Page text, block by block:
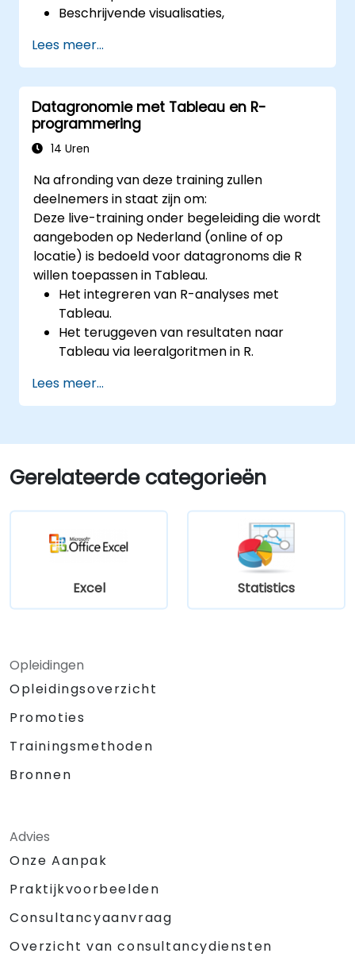
Beschrijvende visualisaties,
frequentietabellen genereren.
Grote databases beheren en
structureren zodat ze klaar zijn voor
analyse.
Lees meer...
Datagronomie met Tableau en R-
programmering
14 Uren
Na afronding van deze training zullen
deelnemers in staat zijn om:
Deze live-training onder begeleiding die wordt
aangeboden op Nederland (online of op
locatie) is bedoeld voor datagronoms die R
willen toepassen in Tableau.
Het integreren van R-analyses met
Tableau.
Het teruggeven van resultaten naar
Tableau via leeralgoritmen in R.
functies binnen Tableau.
Het nemen van data-gestuurde
bedrijfsvoering.
Lees meer...
Gerelateerde categorieën
Excel Statistics
Opleidingen
Opleidingsoverzicht
Promoties
Trainingsmethoden
Bronnen
Advies
Onze Aanpak
Praktijkvoorbeelden
Consultancyaanvraag
Overzicht van consultancydiensten